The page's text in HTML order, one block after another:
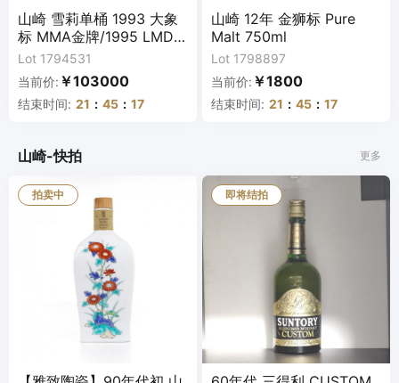
山崎 雪莉单桶 1993 大象
标 MMA金牌/1995 LMDW
2支组
Lot 1794531
当前价: ￥103000
结束时间: 21 : 45 : 16
山崎 12年 金狮标 Pure
Malt 750ml
Lot 1798897
当前价: ￥1800
结束时间: 21 : 45 : 16
山崎-快拍 更多
拍卖中 即将结拍